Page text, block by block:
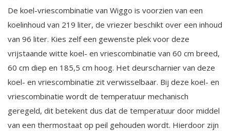
De koel-vriescombinatie van Wiggo is voorzien van een
koelinhoud van 219 liter, de vriezer beschikt over een inhoud
van 96 liter. Kies zelf een gewenste plek voor deze
vrijstaande witte koel- en vriescombinatie van 60 cm breed,
60 cm diep en 185,5 cm hoog. Het deurscharnier van deze
koel- en vriescombinatie zit verwisselbaar. Bij deze koel- en
vriescombinatie wordt de temperatuur mechanisch
geregeld, dit betekent dus dat de temperatuur door middel
van een thermostaat op peil gehouden wordt. Hierdoor zijn